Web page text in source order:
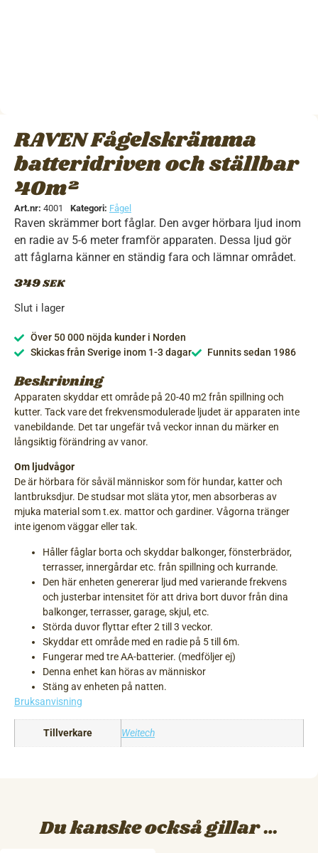
RAVEN Fågelskrämma
batteridriven och ställbar
40m²
Art.nr: 4001 Kategori: Fågel
Raven skrämmer bort fåglar. Den avger hörbara ljud inom
en radie av 5-6 meter framför apparaten. Dessa ljud gör
att fåglarna känner en ständig fara och lämnar området.
349SEK
Slut i lager
Över 50 000 nöjda kunder i Norden
Skickas från Sverige inom 1-3 dagar
Funnits sedan 1986
Beskrivning
Apparaten skyddar ett område på 20-40 m2 från spillning och
kutter. Tack vare det frekvensmodulerade ljudet är apparaten inte
vanebildande. Det tar ungefär två veckor innan du märker en
långsiktig förändring av vanor.
Om ljudvågor
De är hörbara för såväl människor som för hundar, katter och
lantbruksdjur. De studsar mot släta ytor, men absorberas av
mjuka material som t.ex. mattor och gardiner. Vågorna tränger
inte igenom väggar eller tak.
Håller fåglar borta och skyddar balkonger, fönsterbrädor,
terrasser, innergårdar etc. från spillning och kurrande.
Den här enheten genererar ljud med varierande frekvens
och justerbar intensitet för att driva bort duvor från dina
balkonger, terrasser, garage, skjul, etc.
Störda duvor flyttar efter 2 till 3 veckor.
Skyddar ett område med en radie på 5 till 6m.
Fungerar med tre AA-batterier. (medföljer ej)
Denna enhet kan höras av människor
Stäng av enheten på natten.
Bruksanvisning
Tillverkare Weitech
Du kanske också gillar …